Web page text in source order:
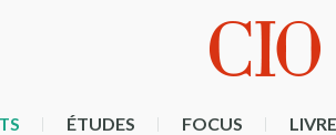
ÉTUDES FOCUS